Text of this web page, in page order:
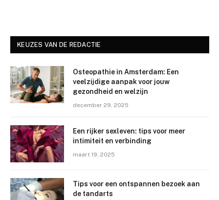
KEUZES VAN DE REDACTIE
Osteopathie in Amsterdam: Een
veelzijdige aanpak voor jouw
gezondheid en welzijn
december 29, 2025
Een rijker sexleven: tips voor meer
intimiteit en verbinding
maart 19, 2025
Tips voor een ontspannen bezoek aan
de tandarts